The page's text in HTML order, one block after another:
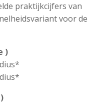
praktijkcijfers van
voor de
)